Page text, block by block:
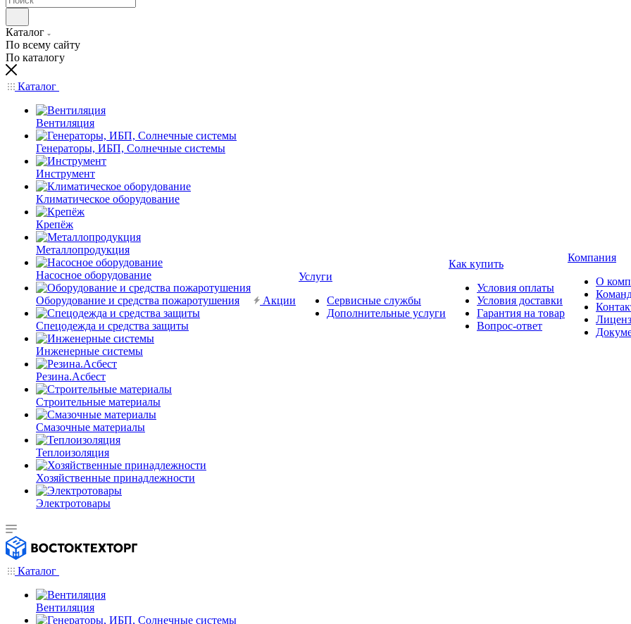
Каталог
По всему сайту
По каталогу
Каталог
Вентиляция
Генераторы, ИБП, Солнечные системы
Инструмент
Климатическое оборудование
Крепёж
Металлопродукция
Насосное оборудование
Оборудование и средства пожаротушения
Спецодежда и средства защиты
Инженерные системы
Резина.Асбест
Строительные материалы
Смазочные материалы
Теплоизоляция
Хозяйственные принадлежности
Электротовары
Акции
Услуги
Сервисные службы
Дополнительные услуги
Как купить
Условия оплаты
Условия доставки
Гарантия на товар
Вопрос-ответ
Компания
О
Каталог
Вентиляция